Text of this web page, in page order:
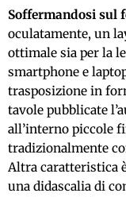
Soffermandosi sul
oculatamente, un
ottimale sia per la
smartphone e
trasposizione in
tavole pubblicate
all’interno piccole
tradizionalmente
Altra caratteristica
una didascalia di